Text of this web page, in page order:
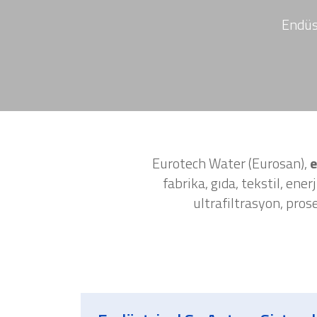
Eurotech Water (Eurosan),
fabrika, gıda, tekstil,
ultrafiltrasyon,